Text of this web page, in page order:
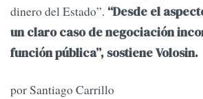
dinero del Estado”. “Desde el
un claro caso de negociación
función pública”, sostiene Volosin.
por Santiago Carrillo